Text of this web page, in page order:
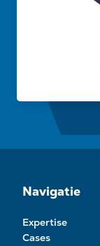
Navigatie
Expertise
Cases